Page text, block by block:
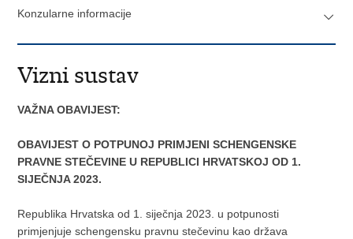
Konzularne informacije
Vizni sustav
VAŽNA OBAVIJEST:
OBAVIJEST O POTPUNOJ PRIMJENI SCHENGENSKE
PRAVNE STEČEVINE U REPUBLICI HRVATSKOJ OD 1.
SIJEČNJA 2023.
Republika Hrvatska od 1. siječnja 2023. u potpunosti
primjenjuje schengensku pravnu stečevinu kao država